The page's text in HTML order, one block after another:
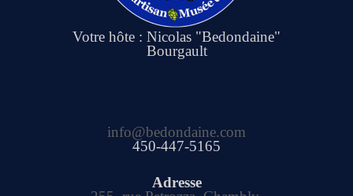
Votre hôte : Nicolas "Bedondaine"
Bourgault
info@bedondaine.com
450-447-5165
Adresse